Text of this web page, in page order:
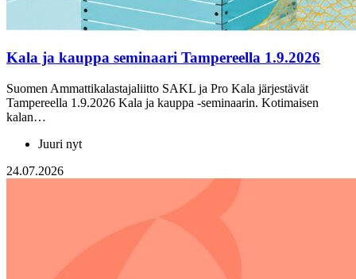
Kala ja kauppa seminaari Tampereella 1.9.2026
Suomen Ammattikalastajaliitto SAKL ja Pro Kala järjestävät
Tampereella 1.9.2026 Kala ja kauppa -seminaarin. Kotimaisen
kalan…
Juuri nyt
24.07.2026